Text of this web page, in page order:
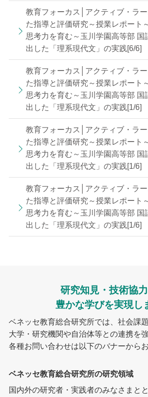
教育フォーカス│アクティブ・ラ
た指導と評価研究～授業レポート
思考力を育む～玉川学園高等部 国
出した「理系現代文」の実践[6/6]
教育フォーカス│アクティブ・ラ
た指導と評価研究～授業レポート
思考力を育む～玉川学園高等部 国
出した「理系現代文」の実践[1/6]
教育フォーカス│アクティブ・ラ
た指導と評価研究～授業レポート
思考力を育む～玉川学園高等部 国
出した「理系現代文」の実践[1/6]
教育フォーカス│アクティブ・ラ
た指導と評価研究～授業レポート
思考力を育む～玉川学園高等部 国
出した「理系現代文」の実践[1/6]
研究知見・技術協
豊かな学びを実現し
ベネッセ教育総合研究所では、社会課
大学・研究機関や自治体等との連携を
各種お問い合わせは以下のバナーから
ベネッセ教育総合研究所の研究領域
国内外の研究者・実践者のみなさまと